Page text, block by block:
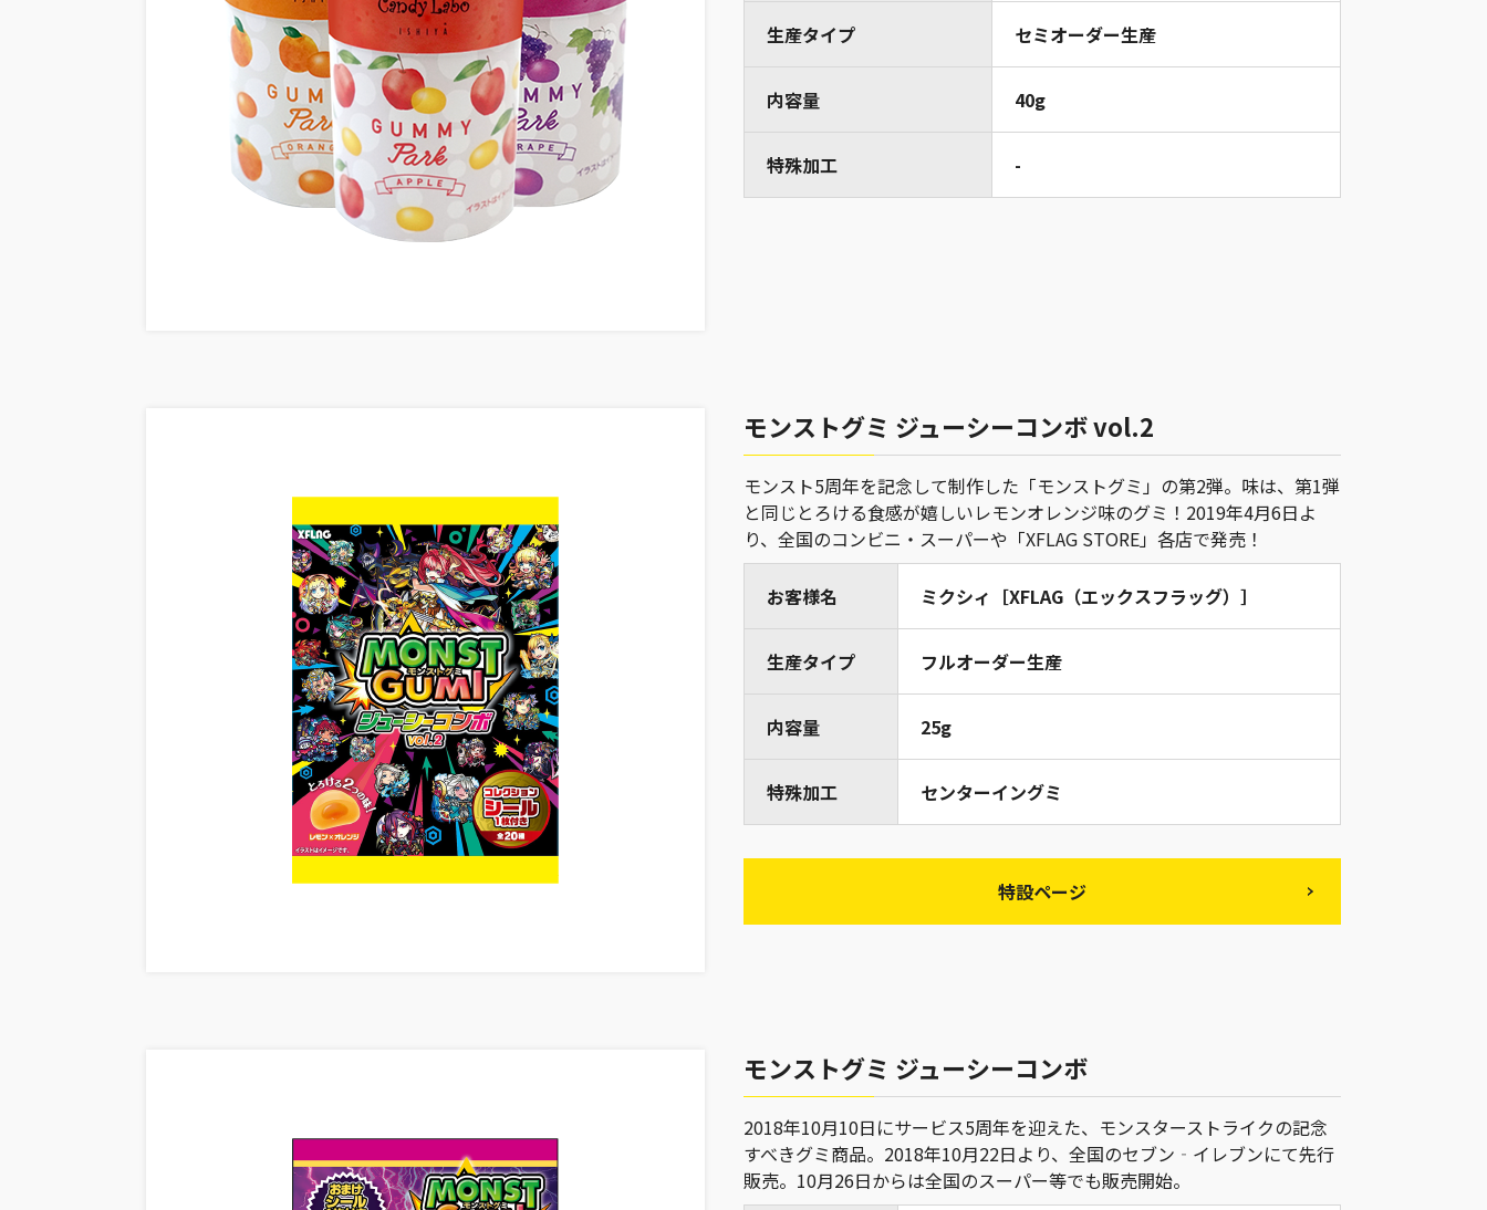
生産タイプ セミオーダー生産
内容量 40g
特殊加工 -
モンストグミ ジューシーコンボ vol.2
モンスト5周年を記念して制作した「モンストグミ」の第2弾。味は、第1弾
と同じとろける食感が嬉しいレモンオレンジ味のグミ！2019年4月6日よ
り、全国のコンビニ・スーパーや「XFLAG STORE」各店で発売！
お客様名 ミクシィ［XFLAG（エックスフラッグ）］
生産タイプ フルオーダー生産
内容量 25g
特殊加工 センターイングミ
特設ページ
モンストグミ ジューシーコンボ
2018年10月10日にサービス5周年を迎えた、モンスターストライクの記念
すべきグミ商品。2018年10月22日より、全国のセブン‐イレブンにて先行
販売。10月26日からは全国のスーパー等でも販売開始。